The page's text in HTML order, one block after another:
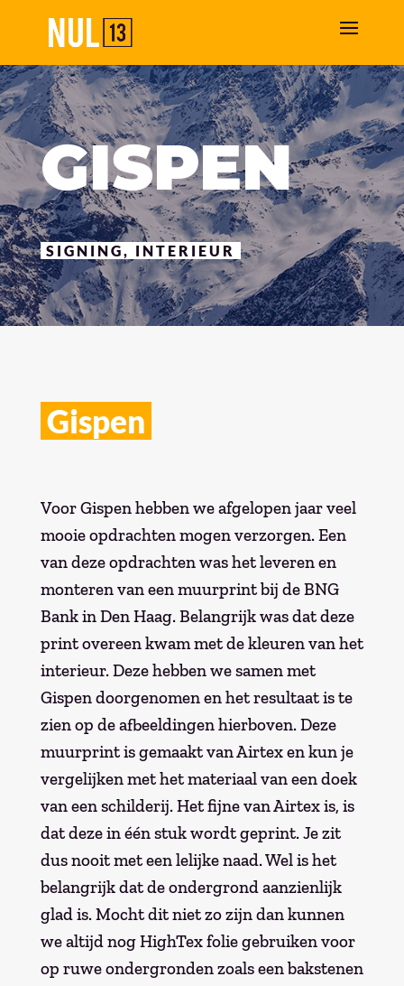
GISPEN
SIGNING, INTERIEUR
Gispen
Voor Gispen hebben we afgelopen jaar veel
mooie opdrachten mogen verzorgen. Een
van deze opdrachten was het leveren en
monteren van een muurprint bij de BNG
Bank in Den Haag. Belangrijk was dat deze
print overeen kwam met de kleuren van het
interieur. Deze hebben we samen met
Gispen doorgenomen en het resultaat is te
zien op de afbeeldingen hierboven. Deze
muurprint is gemaakt van Airtex en kun je
vergelijken met het materiaal van een doek
van een schilderij. Het fijne van Airtex is, is
dat deze in één stuk wordt geprint. Je zit
dus nooit met een lelijke naad. Wel is het
belangrijk dat de ondergrond aanzienlijk
glad is. Mocht dit niet zo zijn dan kunnen
we altijd nog HighTex folie gebruiken voor
op ruwe ondergronden zoals een bakstenen